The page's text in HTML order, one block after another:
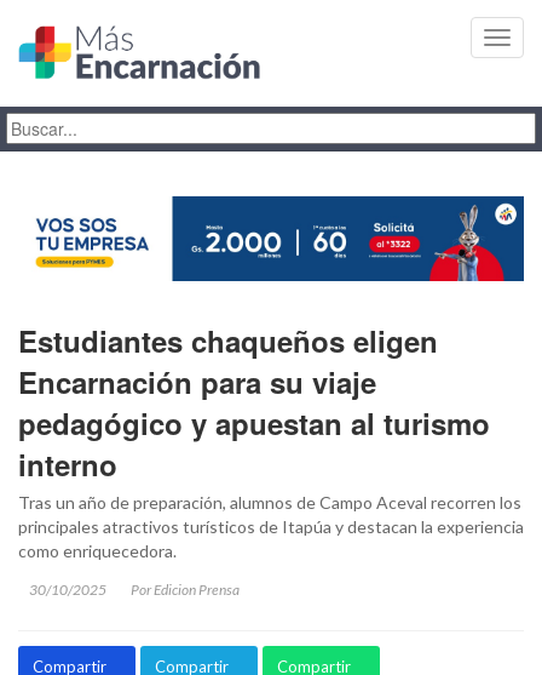
Estudiantes chaqueños eligen
Encarnación para su viaje
pedagógico y apuestan al turismo
interno
Tras un año de preparación, alumnos de Campo Aceval recorren los
principales atractivos turísticos de Itapúa y destacan la experiencia
como enriquecedora.
30/10/2025 Por Edicion Prensa
Compartir Compartir Compartir